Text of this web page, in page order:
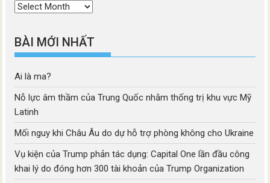
Thời
BÀI MỚI NHẤT
Ai là ma?
Nỗ lực âm thầm của Trung Quốc nhằm thống trị khu vực Mỹ
Latinh
Mối nguy khi Châu Âu do dự hỗ trợ phòng không cho Ukraine
Vụ kiện của Trump phản tác dụng: Capital One lần đầu công
khai lý do đóng hơn 300 tài khoản của Trump Organization